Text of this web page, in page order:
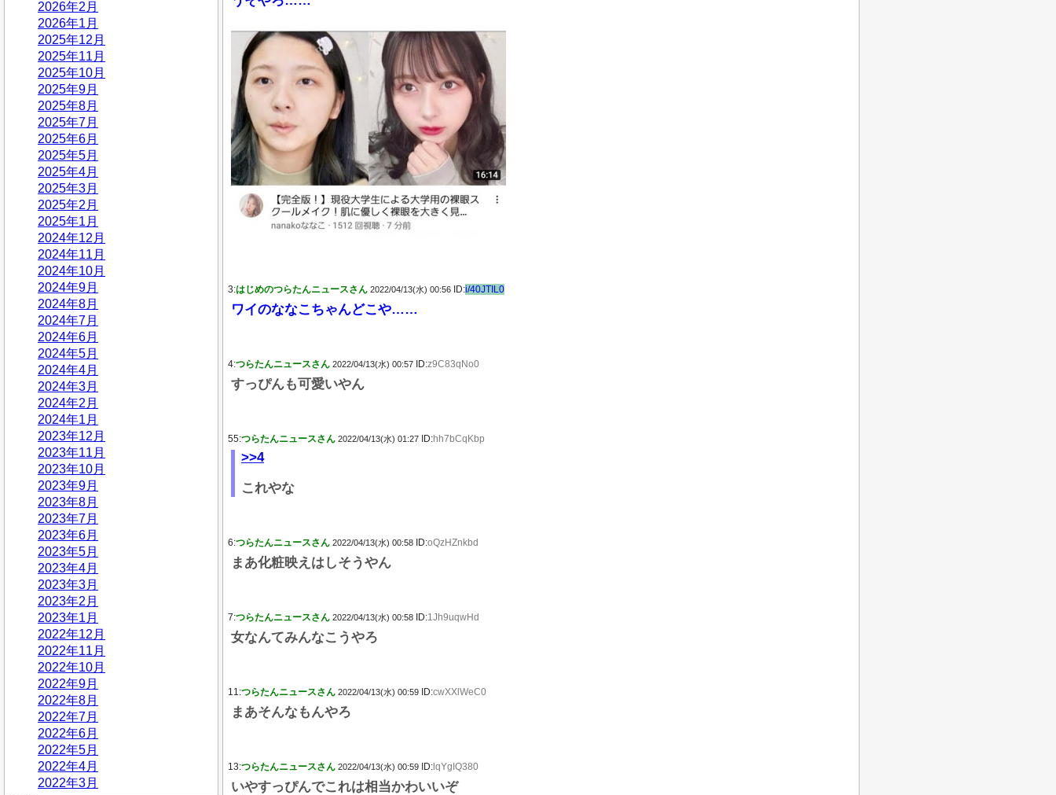
2026年2月
2026年1月
2025年12月
2025年11月
2025年10月
2025年9月
2025年8月
2025年7月
2025年6月
2025年5月
2025年4月
2025年3月
2025年2月
2025年1月
2024年12月
2024年11月
2024年10月
2024年9月
2024年8月
2024年7月
2024年6月
2024年5月
2024年4月
2024年3月
2024年2月
2024年1月
2023年12月
2023年11月
2023年10月
2023年9月
2023年8月
2023年7月
2023年6月
2023年5月
2023年4月
2023年3月
2023年2月
2023年1月
2022年12月
2022年11月
2022年10月
2022年9月
2022年8月
2022年7月
2022年6月
2022年5月
2022年4月
2022年3月
3:はじめのつらたんニュースさん 2022/04/13(水) 00:56 ID:i/40JTIL0
ワイのななこちゃんどこや……
4:つらたんニュースさん 2022/04/13(水) 00:57 ID:z9C83qNo0
すっぴんも可愛いやん
55:つらたんニュースさん 2022/04/13(水) 01:27 ID:hh7bCqKbp
>>4
これやな
6:つらたんニュースさん 2022/04/13(水) 00:58 ID:oQzHZnkbd
まあ化粧映えはしそうやん
7:つらたんニュースさん 2022/04/13(水) 00:58 ID:1Jh9uqwHd
女なんてみんなこうやろ
11:つらたんニュースさん 2022/04/13(水) 00:59 ID:cwXXlWeC0
まあそんなもんやろ
13:つらたんニュースさん 2022/04/13(水) 00:59 ID: lqYgIQ380
いやすっぴんでこれは相当かわいいぞ